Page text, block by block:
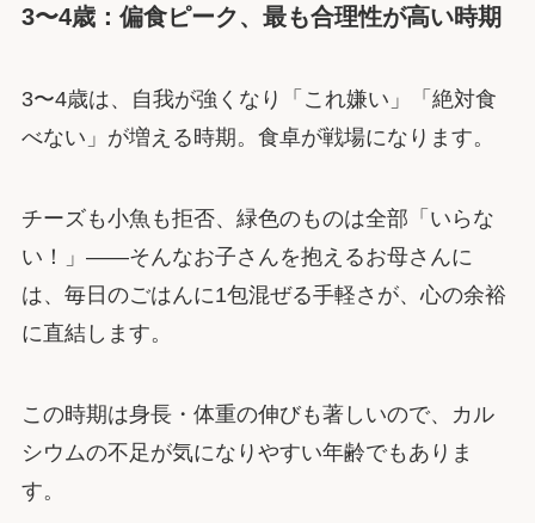
3〜4歳：偏食ピーク、最も合理性が高い時期
3〜4歳は、自我が強くなり「これ嫌い」「絶対食
べない」が増える時期。食卓が戦場になります。
チーズも小魚も拒否、緑色のものは全部「いらな
い！」――そんなお子さんを抱えるお母さんに
は、毎日のごはんに1包混ぜる手軽さが、心の余裕
に直結します。
この時期は身長・体重の伸びも著しいので、カル
シウムの不足が気になりやすい年齢でもありま
す。